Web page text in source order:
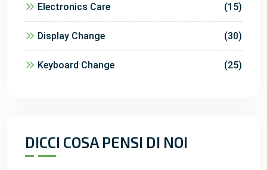
Electronics Care (15)
Display Change (30)
Keyboard Change (25)
DICCI COSA PENSI DI NOI